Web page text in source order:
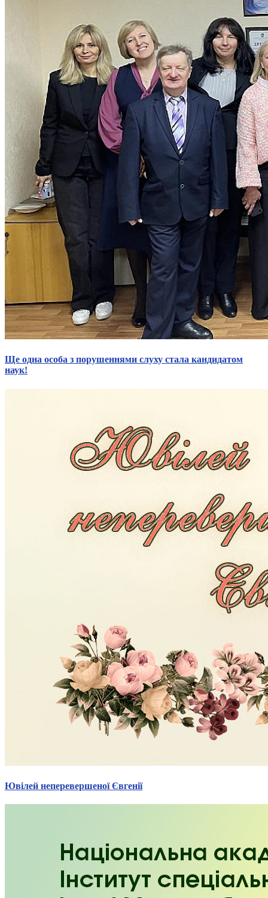
Ще одна особа з порушеннями слуху стала кандидатом
наук!
Ювілей неперевершеної Євгенії